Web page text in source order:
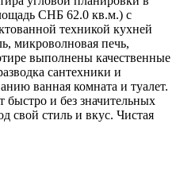
СНБ 62.0 кв.м.) с
техникой кухней
микроволновая печь,
выполнены качественные
сантехники и
ванная комната и туалет.
быстро и без значительных
свой стиль и вкус. Чистая